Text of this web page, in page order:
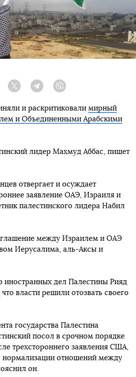
Facebook Twitter Telegram
и раскритиковали мирный
и Объединенными Арабскими
лидер Махмуд Аббас, пишет
отвергает и осуждает
заявление ОАЭ, Израиля и
палестинского лидера Набил
между Израилем и ОАЭ
Иерусалима, аль-Аксы и
иностранных дел Палестины Рияд
, что власти решили отозвать своего
государства Палестина
посол в срочном порядке
трехстороннего заявления США,
нормализации отношений между
он.